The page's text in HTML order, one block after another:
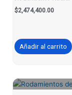
$2,474,400.00
Añadir al carrito